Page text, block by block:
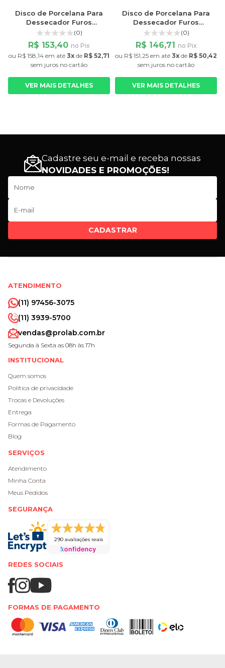
Disco de Porcelana Para
Dessecador Furos
Pequenos 230mm
(0)
R$ 153,40 no Pix
ou R$ 158,14 em até 3x de R$ 52,71
sem juros no cartão
VER MAIS DETALHES
Disco de Porcelana Para
Dessecador Furos
Pequenos 300mm
(0)
R$ 146,71 no Pix
ou R$ 151,25 em até 3x de R$ 50,42
sem juros no cartão
VER MAIS DETALHES
Cadastre seu e-mail e receba nossas
NOVIDADES E PROMOÇÕES!
CADASTRAR
ATENDIMENTO
(11) 97456-3075
(11) 3939-5700
vendas@prolab.com.br
Segunda à Sexta as 08h às 17h
INSTITUCIONAL
Quem somos
Política de privacidade
Trocas e Devoluções
Entrega
Formas de Pagamento
Blog
SERVIÇOS
Atendimento
Minha Conta
Meus Pedidos
SEGURANÇA
290 avaliações reais
REDES SOCIAIS
FORMAS DE PAGAMENTO